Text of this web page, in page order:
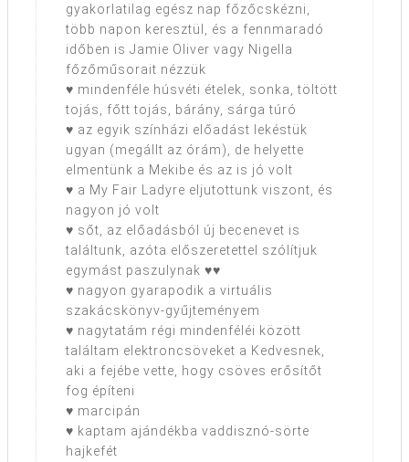
gyakorlatilag egész nap főzőcskézni,
több napon keresztül, és a fennmaradó
időben is Jamie Oliver vagy Nigella
főzőműsorait nézzük
♥ mindenféle húsvéti ételek, sonka, töltött
tojás, főtt tojás, bárány, sárga túró
♥ az egyik színházi előadást lekéstük
ugyan (megállt az órám), de helyette
elmentünk a Mekibe és az is jó volt
♥ a My Fair Ladyre eljutottunk viszont, és
nagyon jó volt
♥ sőt, az előadásból új becenevet is
találtunk, azóta előszeretettel szólítjuk
egymást paszulynak ♥♥
♥ nagyon gyarapodik a virtuális
szakácskönyv-gyűjteményem
♥ nagytatám régi mindenféléi között
találtam elektroncsöveket a Kedvesnek,
aki a fejébe vette, hogy csöves erősítőt
fog építeni
♥ marcipán
♥ kaptam ajándékba vaddisznó-sörte
hajkefét